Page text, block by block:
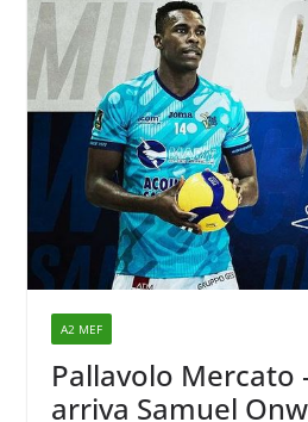
A2 MEF
Pallavolo Mercato
arriva Samuel